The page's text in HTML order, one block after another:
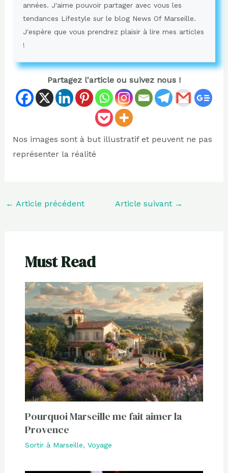
années. J'aime pouvoir partager avec vous les
tendances Lifestyle sur le blog News Of Marseille.
J'espère que vous prendrez plaisir à lire mes articles
!
Partagez l'article ou suivez nous !
Nos images sont à but illustratif et peuvent ne pas
représenter la réalité
← Article précédent Article suivant →
Must Read
Pourquoi Marseille me fait aimer la
Provence
Sortir à Marseille, Voyage